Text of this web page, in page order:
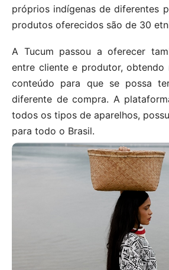
próprios indígenas de diferentes
produtos oferecidos são de 30
A Tucum passou a oferecer
entre cliente e produtor, obtendo
conteúdo para que se possa
diferente de compra. A
todos os tipos de aparelhos,
para todo o Brasil.